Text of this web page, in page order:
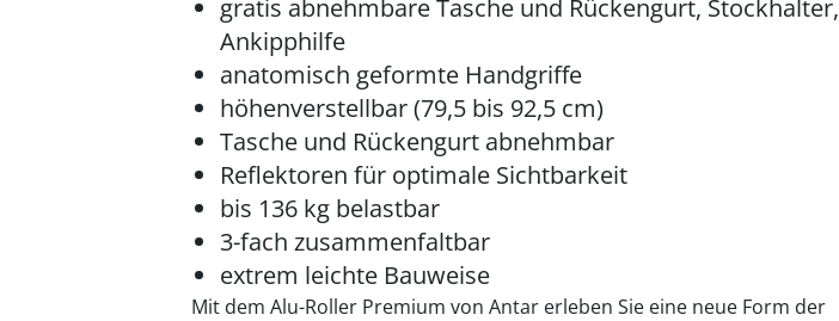
gratis abnehmbare Tasche und Rückengurt, Stockhalter,
Ankipphilfe
anatomisch geformte Handgriffe
höhenverstellbar (79,5 bis 92,5 cm)
Tasche und Rückengurt abnehmbar
Reflektoren für optimale Sichtbarkeit
bis 136 kg belastbar
3-fach zusammenfaltbar
extrem leichte Bauweise
Mit dem Alu-Roller Premium von Antar erleben Sie eine neue Form der